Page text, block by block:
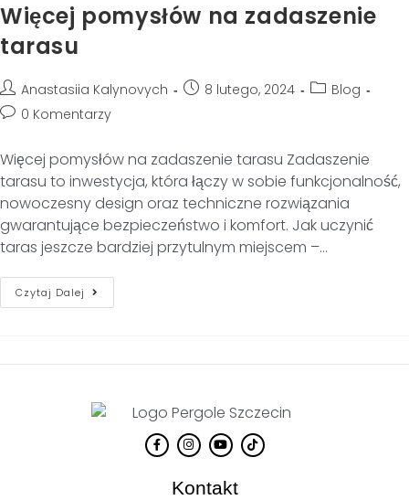
Więcej pomysłów na zadaszenie
tarasu
Anastasiia Kalynovych 8 lutego, 2024
Blog
0 Komentarzy
Więcej pomysłów na zadaszenie tarasu Zadaszenie
tarasu to inwestycja, która łączy w sobie funkcjonalność,
nowoczesny design oraz techniczne rozwiązania
gwarantujące bezpieczeństwo i komfort. Jak uczynić
taras jeszcze bardziej przytulnym miejscem –…
Czytaj Dalej
Kontakt